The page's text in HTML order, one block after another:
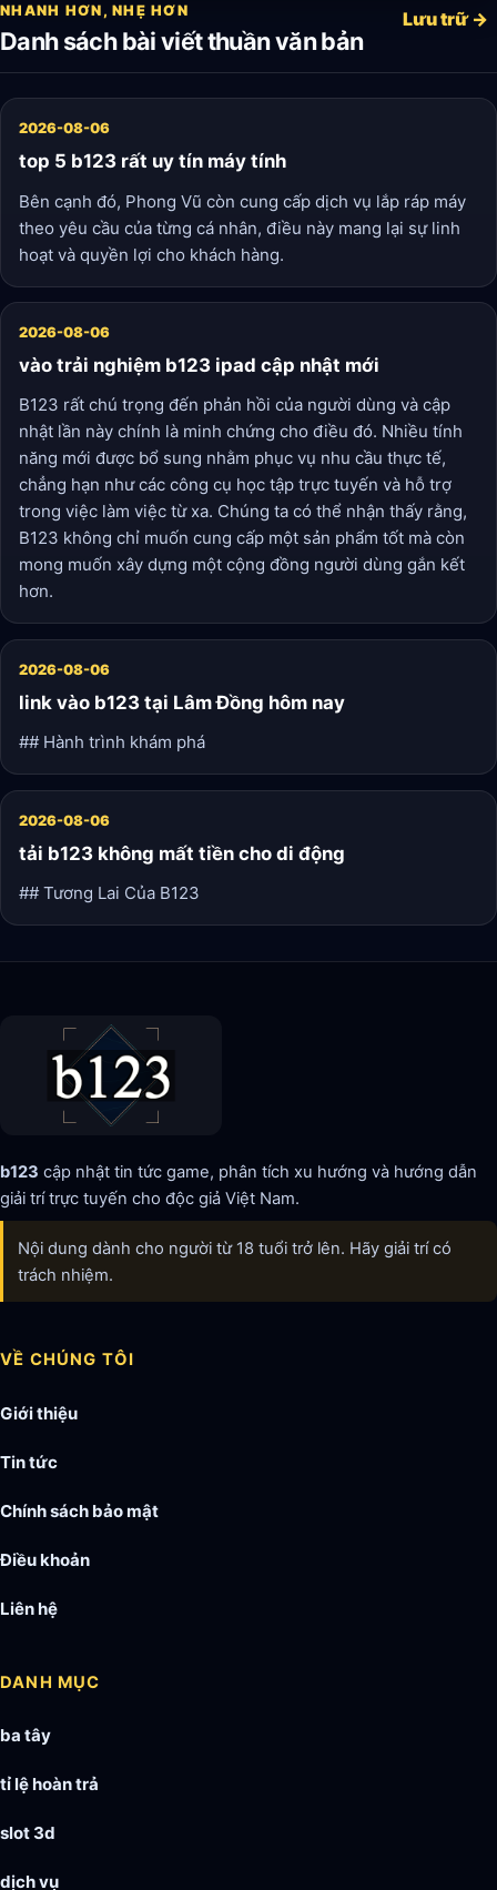
còn trở thành những người bạn viết lên cuộc sống của nhau
qua những dòng chữ. Bởi vì, dù bận rộn đến đâu, chúng ta
vẫn luôn cần có nhau ở đây, trong từng bức email gửi đi mỗi
ngày.
NHANH HƠN, NHẸ HƠN
Danh sách bài viết thuần văn bản
Lưu trữ →
2026-08-06
top 5 b123 rất uy tín máy tính
Bên cạnh đó, Phong Vũ còn cung cấp dịch vụ lắp ráp máy
theo yêu cầu của từng cá nhân, điều này mang lại sự linh
hoạt và quyền lợi cho khách hàng.
2026-08-06
vào trải nghiệm b123 ipad cập nhật mới
B123 rất chú trọng đến phản hồi của người dùng và cập
nhật lần này chính là minh chứng cho điều đó. Nhiều tính
năng mới được bổ sung nhằm phục vụ nhu cầu thực tế,
chẳng hạn như các công cụ học tập trực tuyến và hỗ trợ
trong việc làm việc từ xa. Chúng ta có thể nhận thấy rằng,
B123 không chỉ muốn cung cấp một sản phẩm tốt mà còn
mong muốn xây dựng một cộng đồng người dùng gắn kết
hơn.
2026-08-06
link vào b123 tại Lâm Đồng hôm nay
## Hành trình khám phá
2026-08-06
tải b123 không mất tiền cho di động
## Tương Lai Của B123
b123 cập nhật tin tức game, phân tích xu hướng và hướng dẫn
giải trí trực tuyến cho độc giả Việt Nam.
Nội dung dành cho người từ 18 tuổi trở lên. Hãy giải trí có
trách nhiệm.
VỀ CHÚNG TÔI
Giới thiệu
Tin tức
Chính sách bảo mật
Điều khoản
Liên hệ
DANH MỤC
ba tây
tỉ lệ hoàn trả
slot 3d
dịch vụ